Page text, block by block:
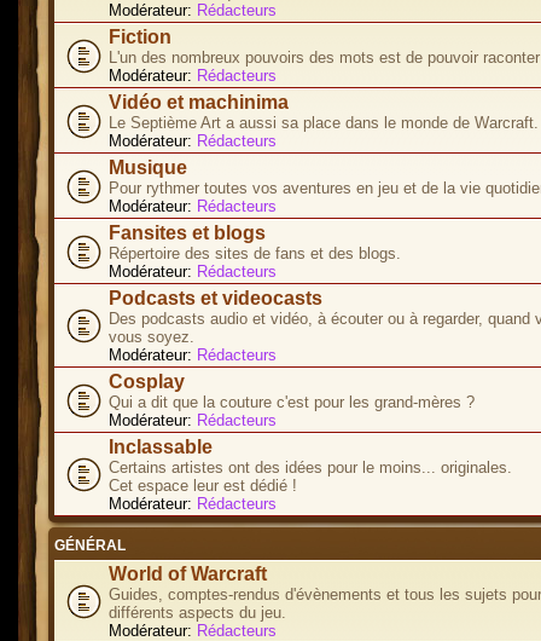
Modérateur: Rédacteurs
Fiction
L'un des nombreux pouvoirs des mots est de pouvoir
Modérateur: Rédacteurs
Vidéo et machinima
Le Septième Art a aussi sa place dans le monde de Warcraft.
Modérateur: Rédacteurs
Musique
Pour rythmer toutes vos aventures en jeu et de la vie
Modérateur: Rédacteurs
Fansites et blogs
Répertoire des sites de fans et des blogs.
Modérateur: Rédacteurs
Podcasts et videocasts
Des podcasts audio et vidéo, à écouter ou à regarder, quand
vous soyez.
Modérateur: Rédacteurs
Cosplay
Qui a dit que la couture c'est pour les grand-mères ?
Modérateur: Rédacteurs
Inclassable
Certains artistes ont des idées pour le moins... originales.
Cet espace leur est dédié !
Modérateur: Rédacteurs
GÉNÉRAL
World of Warcraft
Guides, comptes-rendus d'évènements et tous les sujets
différents aspects du jeu.
Modérateur: Rédacteurs